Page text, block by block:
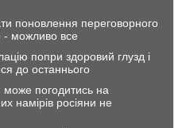
поновлення переговорного
- можливо все
попри здоровий глузд і
до останнього
погодитись на
намірів росіяни не